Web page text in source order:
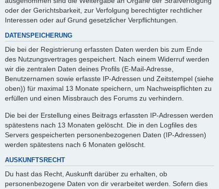
oder der Gerichtsbarkeit, zur Verfolgung berechtigter rechtlicher
Interessen oder auf Grund gesetzlicher Verpflichtungen.
DATENSPEICHERUNG
Die bei der Registrierung erfassten Daten werden bis zum Ende
des Nutzungsvertrages gespeichert. Nach einem Widerruf werden
wir die zentralen Daten deines Profils (E-Mail-Adresse,
Benutzernamen sowie erfasste IP-Adressen und Zeitstempel (siehe
oben)) für maximal 13 Monate speichern, um Nachweispflichten zu
erfüllen und einen Missbrauch des Forums zu verhindern.
Die bei der Erstellung eines Beitrags erfassten IP-Adressen werden
spätestens nach 13 Monaten gelöscht. Die in den Logfiles des
Servers gespeicherten personenbezogenen Daten (IP-Adressen)
werden spätestens nach 6 Monaten gelöscht.
AUSKUNFTSRECHT
Du hast das Recht, Auskunft darüber zu erhalten, ob
personenbezogene Daten von dir verarbeitet werden. Sofern dies